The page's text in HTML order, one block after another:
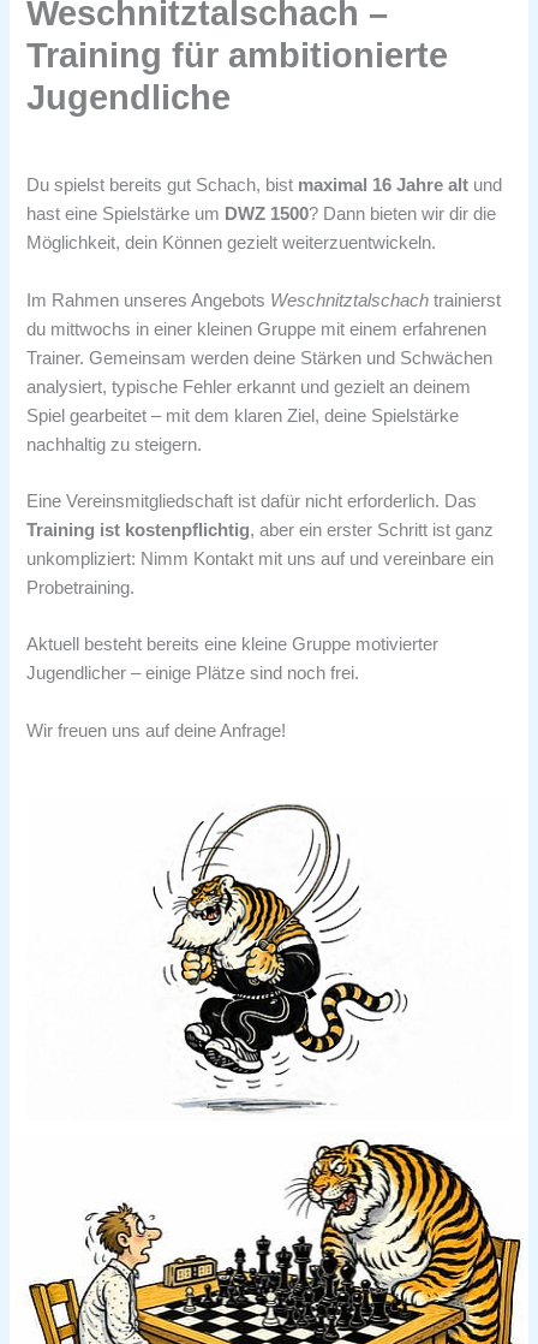
Weschnitztalschach –
Training für ambitionierte
Jugendliche
Du spielst bereits gut Schach, bist maximal 16 Jahre alt und
hast eine Spielstärke um DWZ 1500? Dann bieten wir dir die
Möglichkeit, dein Können gezielt weiterzuentwickeln.
Im Rahmen unseres Angebots Weschnitztalschach trainierst
du mittwochs in einer kleinen Gruppe mit einem erfahrenen
Trainer. Gemeinsam werden deine Stärken und Schwächen
analysiert, typische Fehler erkannt und gezielt an deinem
Spiel gearbeitet – mit dem klaren Ziel, deine Spielstärke
nachhaltig zu steigern.
Eine Vereinsmitgliedschaft ist dafür nicht erforderlich. Das
Training ist kostenpflichtig, aber ein erster Schritt ist ganz
unkompliziert: Nimm Kontakt mit uns auf und vereinbare ein
Probetraining.
Aktuell besteht bereits eine kleine Gruppe motivierter
Jugendlicher – einige Plätze sind noch frei.
Wir freuen uns auf deine Anfrage!